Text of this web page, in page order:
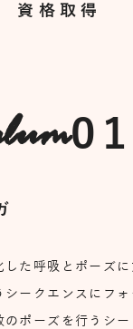
資格取得
01
した呼吸とポーズ
シークエンスにフ
ポーズを行うシ